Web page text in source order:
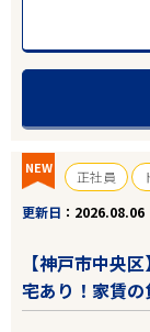
NEW 正社員
更新日
2026.08.06
【神戸市中央
宅あり！家賃